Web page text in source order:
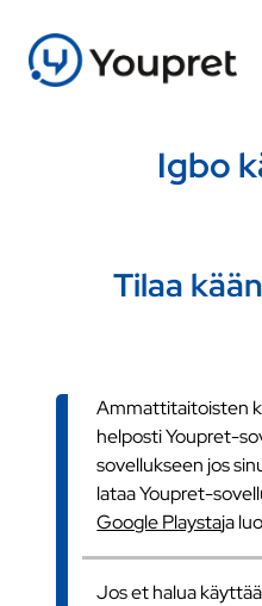
Igbo
Tilaa
Ammattitaitoisten
helposti Youpret-
sovellukseen jos
lataa Youpret-
Google Playstaja
Jos et halua